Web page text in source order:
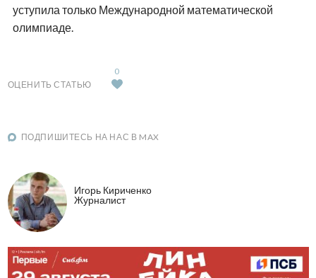
уступила только Международной математической
олимпиаде.
ОЦЕНИТЬ СТАТЬЮ
0
ПОДПИШИТЕСЬ НА НАС В MAX
Игорь Кириченко
Журналист